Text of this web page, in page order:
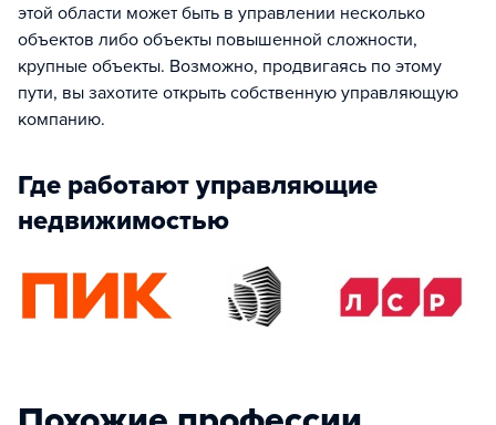
этой области может быть в управлении несколько
объектов либо объекты повышенной сложности,
крупные объекты. Возможно, продвигаясь по этому
пути, вы захотите открыть собственную управляющую
компанию.
Где работают управляющие
недвижимостью